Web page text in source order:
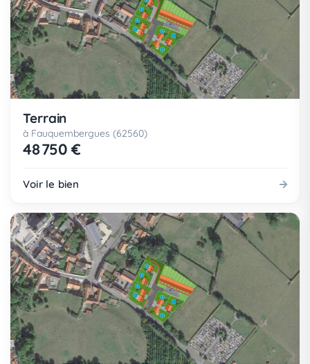
Terrain
à Fauquembergues (62560)
48 750 €
Voir le bien